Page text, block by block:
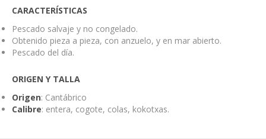
CARACTERÍSTICAS
Pescado salvaje y no congelado.
Obtenido pieza a pieza, con anzuelo, y en mar abierto.
Pescado del día.
ORIGEN Y TALLA
Origen: Cantábrico
Calibre: entera, cogote, colas, kokotxas.